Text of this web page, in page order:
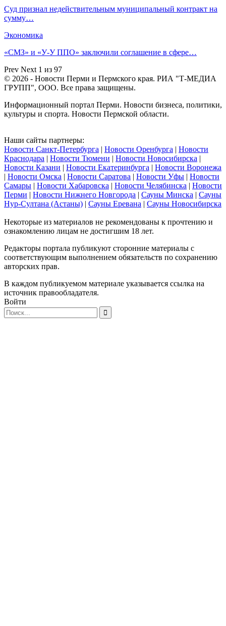
Суд признал недействительным муниципальный контракт на
сумму…
Экономика
«СМЗ» и «У-У ППО» заключили соглашение в сфере…
Prev Next 1 из 97
© 2026 - Новости Перми и Пермского края. РИА "Т-МЕДИА
ГРУПП", ООО. Все права защищены.
Информационный портал Перми. Новости бизнеса, политики,
культуры и спорта. Новости Пермской области.
Наши сайты партнеры:
Новости Санкт-Петербурга | Новости Оренбурга | Новости
Краснодара | Новости Тюмени | Новости Новосибирска |
Новости Казани | Новости Екатеринбурга | Новости Воронежа
| Новости Омска | Новости Саратова | Новости Уфы | Новости
Самары | Новости Хабаровска | Новости Челябинска | Новости
Перми | Новости Нижнего Новгорода | Сауны Минска | Сауны
Нур-Султана (Астаны) | Сауны Еревана | Сауны Новосибирска
Некоторые из материалов не рекомендованы к прочтению и
ознакомлению лицам не достигшим 18 лет.
Редакторы портала публикуют сторонние материалы с
соответствующим выполнением обязательств по сохранению
авторских прав.
В каждом публикуемом материале указывается ссылка на
источник правообладателя.
Войти